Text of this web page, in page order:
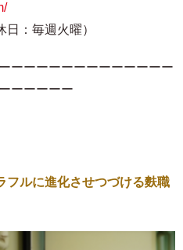
：毎週火曜）
ーーーーーーーーーーーーー
ーーーーー
フルに進化させつづける麩職